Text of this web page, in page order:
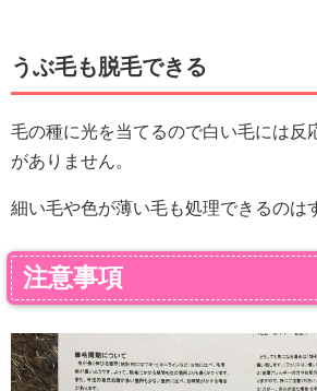
うぶ毛も脱毛できる
毛の種に光を当てるので白い毛には反
がありません。
細い毛や色が薄い毛も処理できるのは
注意事項